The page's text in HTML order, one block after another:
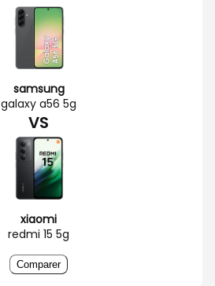
samsung
galaxy a56 5g
VS
xiaomi
redmi 15 5g
Comparer